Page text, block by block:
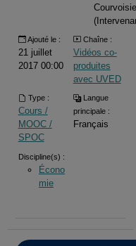
Ajouté le :
21 juillet
2017 00:00
Chaîne :
Vidéos co-
produites
avec UVED
Type :
Cours /
MOOC /
SPOC
Langue
principale :
Français
Discipline(s) :
Écono
mie